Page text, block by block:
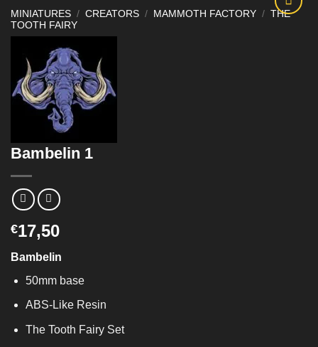
MINIATURES / CREATORS / MAMMOTH FACTORY / THE
TOOTH FAIRY
Bambelin 1
€17,50
Bambelin
50mm base
ABS-Like Resin
The Tooth Fairy Set